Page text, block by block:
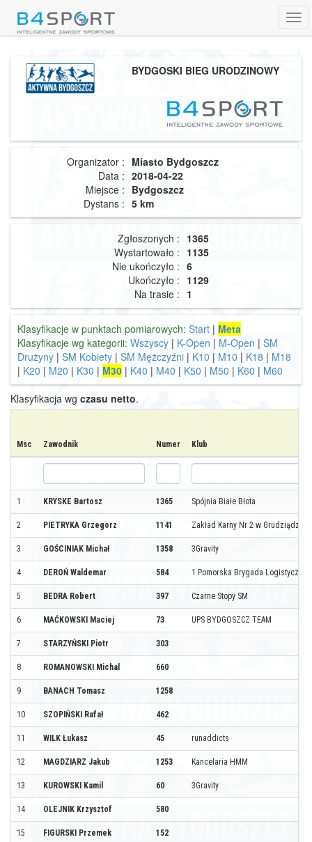
BYDGOSKI BIEG URODZINOWY
Organizator : Miasto Bydgoszcz
Data : 2018-04-22
Miejsce : Bydgoszcz
Dystans : 5 km
Zgłoszonych : 1365
Wystartowało : 1135
Nie ukończyło : 6
Ukończyło : 1129
Na trasie : 1
Klasyfikacje w punktach pomiarowych: Start | Meta
Klasyfikacje wg kategorii: Wszyscy | K-Open | M-Open | SM
Drużyny | SM Kobiety | SM Mężczyźni | K10 | M10 | K18 | M18
| K20 | M20 | K30 | M30 | K40 | M40 | K50 | M50 | K60 | M60
Klasyfikacja wg czasu netto.
Msc Zawodnik Numer Klub
1 KRYSKE Bartosz 1365 Spójnia Białe Błota
2 PIETRYKA Grzegorz 1141 Zakład Karny Nr 2 w Grudziądzu
3 GOŚCINIAK Michał 1358 3Gravity
4 DEROŃ Waldemar 584 1 Pomorska Brygada Logistyczna
5 BEDRA Robert 397 Czarne Stopy SM
6 MAĆKOWSKI Maciej 73 UPS BYDGOSZCZ TEAM
7 STARZYŃSKI Piotr 303
8 ROMANOWSKI Michal 660
9 BANACH Tomasz 1258
10 SZOPIŃSKI Rafał 462
11 WILK Łukasz 45 runaddicts
12 MAGDZIARZ Jakub 1253 Kancelaria HMM
13 KUROWSKI Kamil 60 3Gravity
14 OLEJNIK Krzysztof 580
15 FIGURSKI Przemek 152